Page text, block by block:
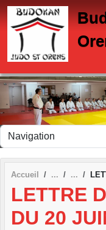
Accueil
LETTRE
DU 20
Panneau de gestion des